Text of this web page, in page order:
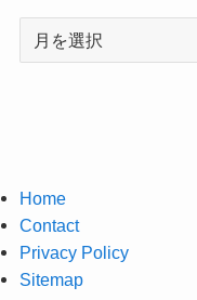
Home
Contact
Privacy Policy
Sitemap